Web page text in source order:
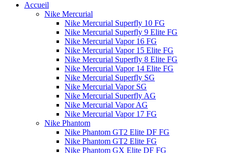
Accueil
Nike Mercurial
Nike Mercurial Superfly 10 FG
Nike Mercurial Superfly 9 Elite FG
Nike Mercurial Vapor 16 FG
Nike Mercurial Vapor 15 Elite FG
Nike Mercurial Superfly 8 Elite FG
Nike Mercurial Vapor 14 Elite FG
Nike Mercurial Superfly SG
Nike Mercurial Vapor SG
Nike Mercurial Superfly AG
Nike Mercurial Vapor AG
Nike Mercurial Vapor 17 FG
Nike Phantom
Nike Phantom GT2 Elite DF FG
Nike Phantom GT2 Elite FG
Nike Phantom GX Elite DF FG